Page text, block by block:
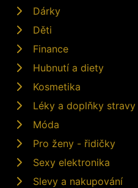
Dárky
Děti
Finance
Hubnutí a diety
Kosmetika
Léky a doplňky stravy
Móda
Pro ženy - řidičky
Sexy elektronika
Slevy a nakupování